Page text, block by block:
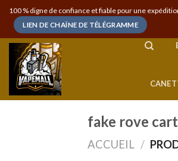
Skip
content
100 % digne de confiance et fiable pour une
LIEN DE CHAÎNE DE TÉLÉGRAMME
fake rove
ACCUEIL /